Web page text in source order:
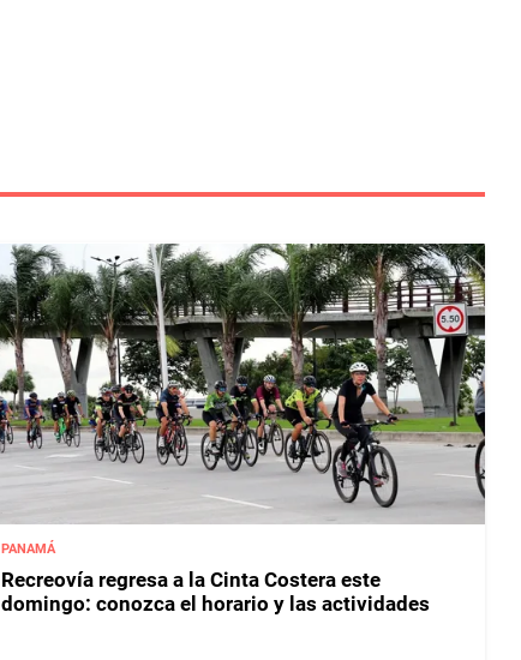
PANAMÁ
Recreovía regresa a la Cinta Costera este
domingo: conozca el horario y las actividades